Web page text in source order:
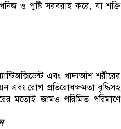
ও পুষ্টি সরবরাহ করে, যা শক্তি
এবং খাদ্যআঁশ শরীরের
এবং রোগ প্রতিরোধক্ষমতা বৃদ্ধিসহ
মতোই জামও পরিমিত পরিমাণে